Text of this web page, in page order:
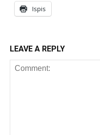
Ispis
LEAVE A REPLY